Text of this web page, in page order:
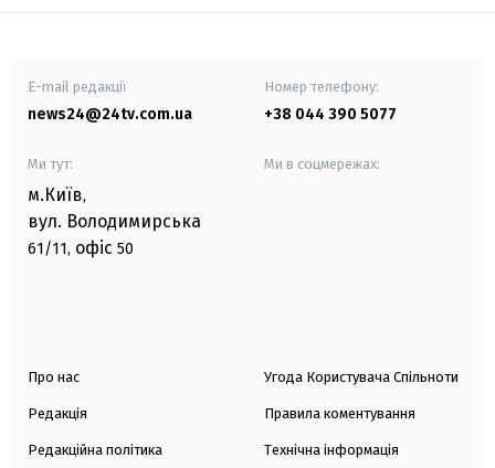
E-mail редакції
news24@24tv.com.ua
Номер телефону:
+38 044 390 5077
Ми тут:
м.Київ,
вул. Володимирська
61/11, офіс 50
Ми в соцмережах:
Про нас
Редакція
Редакційна політика
Угода Користувача Спільноти
Правила коментування
Технічна інформація